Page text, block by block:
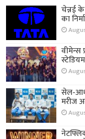
चेन्नई
का
वीमेन्स
सेल-
मरीज